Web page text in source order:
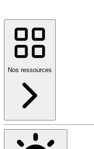
Nos ressources